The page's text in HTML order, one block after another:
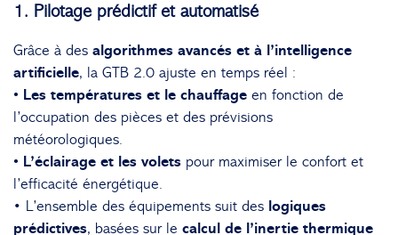
1. Pilotage prédictif et automatisé
Grâce à des algorithmes avancés et à l’intelligence
artificielle, la GTB 2.0 ajuste en temps réel :
• Les températures et le chauffage en fonction de
l’occupation des pièces et des prévisions
météorologiques.
• L’éclairage et les volets pour maximiser le confort et
l’efficacité énergétique.
• L’ensemble des équipements suit des logiques
prédictives, basées sur le calcul de l’inertie thermique